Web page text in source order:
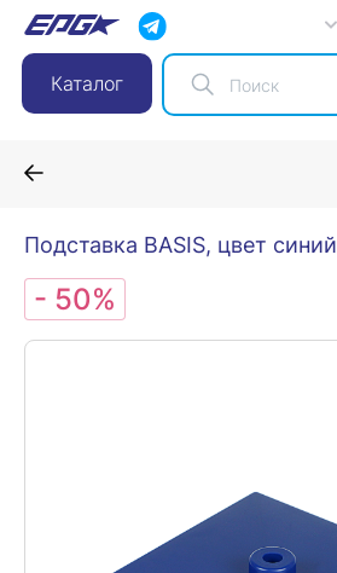
Каталог
Подставка BASIS, цвет синий
- 50%